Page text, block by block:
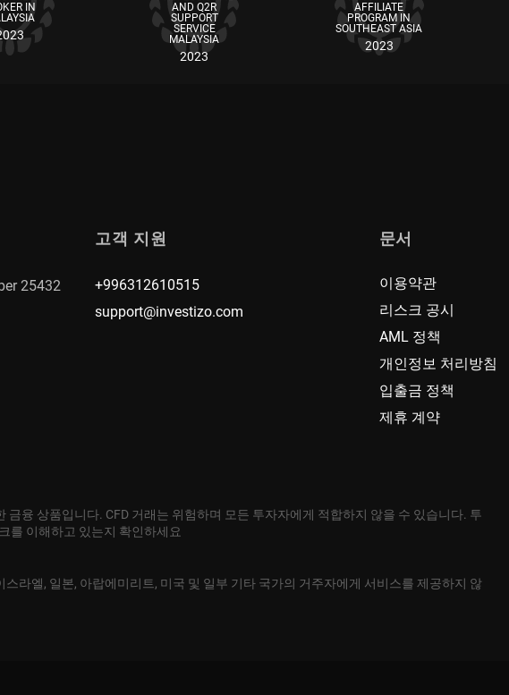
IN
AND Q2R
SUPPORT
SERVICE
MALAYSIA
2023
AFFILIATE
PROGRAM IN
SOUTHEAST ASIA
2023
25432
고객 지원
+996312610515
support@investizo.com
문서
이용약관
리스크 공시
AML 정책
개인정보 처리방침
입출금 정책
제휴 계약
금융 상품입니다. CFD 거래는 위험하며 모든 투자자에게 적합하지 않을 수 있습니다. 투
를 이해하고 있는지 확인하세요
스라엘, 일본, 아랍에미리트, 미국 및 일부 기타 국가의 거주자에게 서비스를 제공하지 않